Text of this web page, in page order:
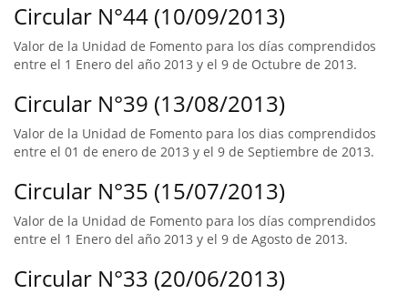
Circular N°44 (10/09/2013)
Valor de la Unidad de Fomento para los días comprendidos
entre el 1 Enero del año 2013 y el 9 de Octubre de 2013.
Circular N°39 (13/08/2013)
Valor de la Unidad de Fomento para los dias comprendidos
entre el 01 de enero de 2013 y el 9 de Septiembre de 2013.
Circular N°35 (15/07/2013)
Valor de la Unidad de Fomento para los días comprendidos
entre el 1 Enero del año 2013 y el 9 de Agosto de 2013.
Circular N°33 (20/06/2013)